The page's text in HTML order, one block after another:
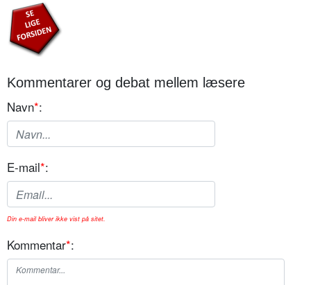
Kommentarer og debat mellem læsere
Navn*:
E-mail*:
Din e-mail bliver ikke vist på sitet.
Kommentar*: